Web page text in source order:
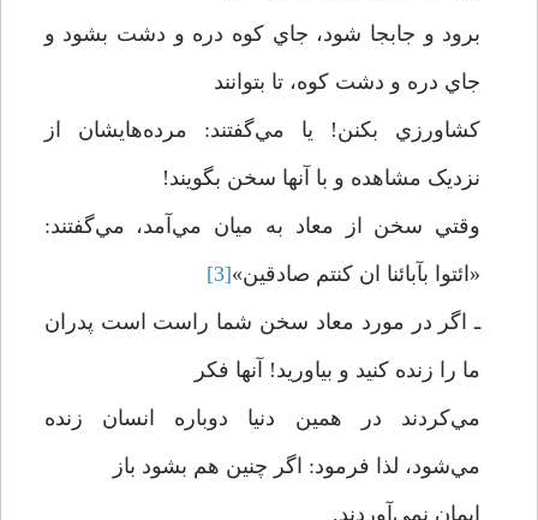
برود و جابجا شود، جاي کوه دره و دشت بشود و
جاي دره و دشت کوه، تا بتوانند
کشاورزي بکنن! يا مي‌گفتند: مرده‌هايشان از
نزديک مشاهده و با آنها سخن بگويند!
وقتي سخن از معاد به ميان مي‌آمد، مي‌گفتند:
«ائتوا بآبائنا ان کنتم صادقين»[3]
ـ اگر در مورد معاد سخن شما راست است پدران
ما را زنده کنيد و بياوريد! آنها فکر
مي‌کردند در همين دنيا دوباره انسان زنده
مي‌شود، لذا فرمود: اگر چنين هم بشود باز
ايمان نمي‌آوردند.